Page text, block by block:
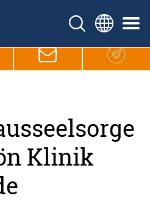
Klinik